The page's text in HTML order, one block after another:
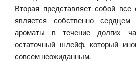
Вторая представляет собой все
является собственно
ароматы в течение долгих
остаточный шлейф, который
совсем неожиданным.